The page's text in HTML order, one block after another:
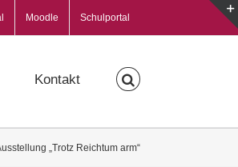
Moodle Schulportal
Kontakt
„Trotz Reichtum arm“